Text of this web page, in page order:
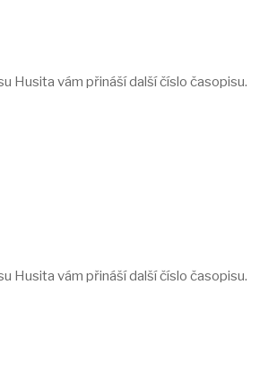
Husita vám přináší další číslo časopisu.
Husita vám přináší další číslo časopisu.